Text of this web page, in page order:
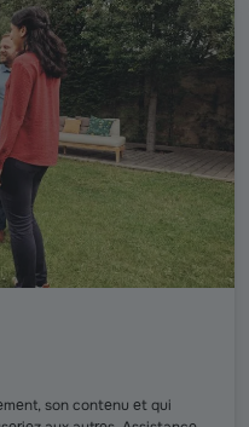
son contenu et qui